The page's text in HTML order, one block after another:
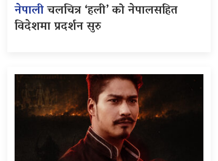
नेपालीचलचित्र ‘हली’ को नेपालसहित
विदेशमा प्रदर्शन सुरु